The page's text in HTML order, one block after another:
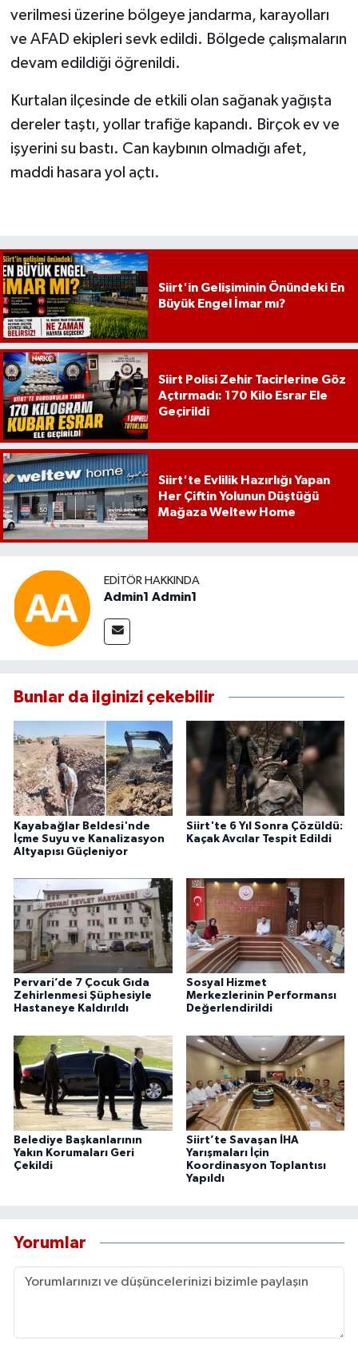
verilmesi üzerine bölgeye jandarma, karayolları
ve AFAD ekipleri sevk edildi. Bölgede çalışmaların
devam edildiği öğrenildi.
Kurtalan ilçesinde de etkili olan sağanak yağışta
dereler taştı, yollar trafiğe kapandı. Birçok ev ve
işyerini su bastı. Can kaybının olmadığı afet,
maddi hasara yol açtı.
Siirt'in Gelişiminin Önündeki En
Büyük Engel İmar mı?
Siirt Polisi Zehir Tacirlerine Göz
Açtırmadı: 170 Kilo Esrar Ele
Geçirildi
Siirt'te Evlilik Hazırlığı Yapan
Her Çiftin Yolunun Düştüğü
Mağaza Weltew Home
EDITÖR HAKKINDA
Admin1 Admin1
Bunlar da ilginizi çekebilir
Kayabağlar Beldesi'nde
İçme Suyu ve Kanalizasyon
Altyapısı Güçleniyor
Siirt'te 6 Yıl Sonra Çözüldü:
Kaçak Avcılar Tespit Edildi
Pervari’de 7 Çocuk Gıda
Zehirlenmesi Şüphesiyle
Hastaneye Kaldırıldı
Sosyal Hizmet
Merkezlerinin Performansı
Değerlendirildi
Belediye Başkanlarının
Yakın Korumaları Geri
Çekildi
Siirt’te Savaşan İHA
Yarışmaları İçin
Koordinasyon Toplantısı
Yapıldı
Yorumlar